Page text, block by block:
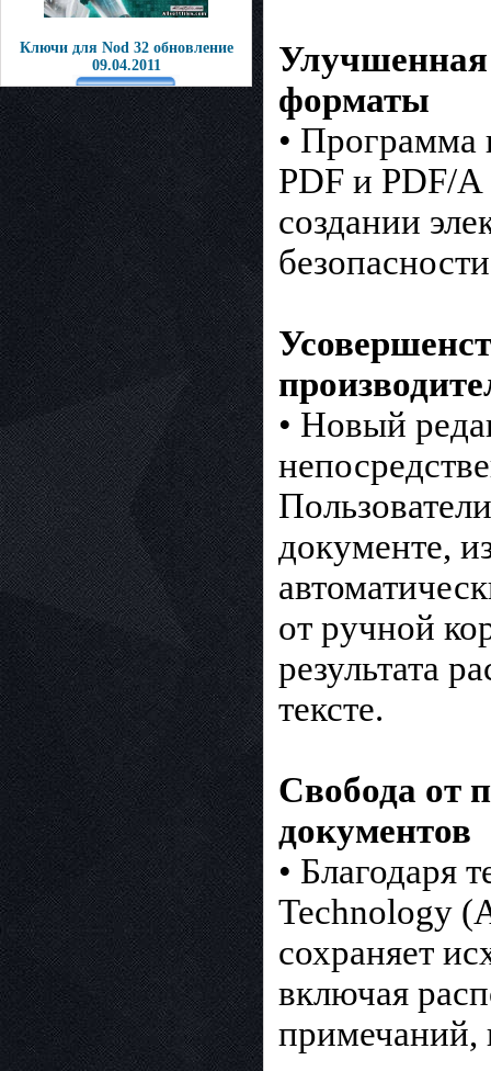
Ключи для Nod 32 обновление
09.04.2011
Улучшенная
форматы
• Программа
PDF и PDF/
создании
• Новый
документе,
от ручной
результата
тексте.
Свобода от
документов
• Благодаря
Technology
сохраняет
включая
примечаний,